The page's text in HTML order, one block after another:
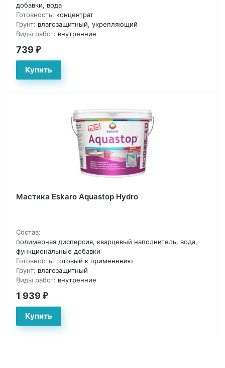
добавки, вода
Готовность: концентрат
Грунт: влагозащитный, укрепляющий
Виды работ: внутренние
739 ₽
Мастика Eskaro Aquastop Hydro
Состав:
полимерная дисперсия, кварцевый наполнитель, вода,
функциональные добавки
Готовность: готовый к применению
Грунт: влагозащитный
Виды работ: внутренние
1 939 ₽